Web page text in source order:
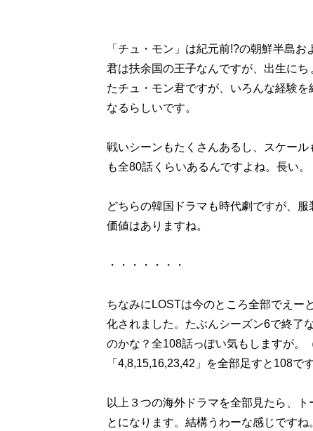
「チュ・モン」は紀元前!?の朝鮮半島
君は扶余国の王子なんですが、出生に
たチュ・モン君ですが、いろんな経験
なるらしいです。
戦いシーンもたくさんあるし、スケー
も全80話くらいあるんですよね。長い。
どちらの韓国ドラマも時代劇ですが、
価値はありますね。
・・・・・・・
ちなみにLOSTは今のところ全部でえー
化されました。たぶんシーズン6で終了
のかな？全108話っぽい気もしますが。
「4,8,15,16,23,42」を全部足すと108で
以上３つの海外ドラマを全部見たら、
とになります。結構うわーな感じですね